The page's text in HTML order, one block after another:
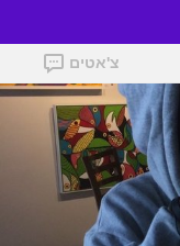
צ'אטים